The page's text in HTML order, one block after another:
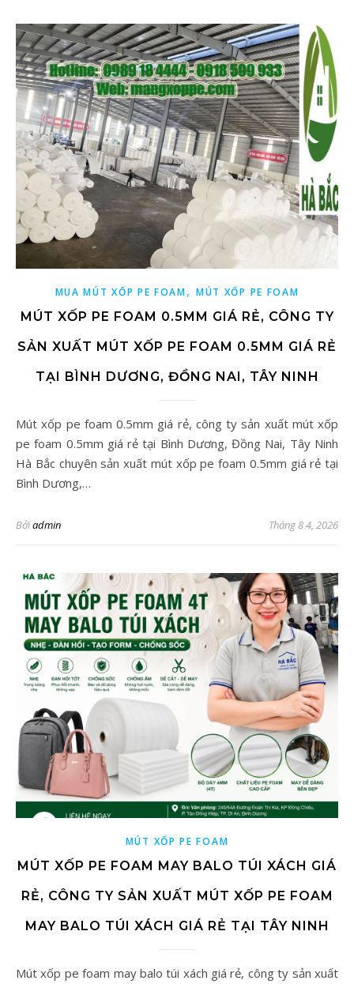
MUA MÚT XỐP PE FOAM, MÚT XỐP PE FOAM
MÚT XỐP PE FOAM 0.5MM GIÁ RẺ, CÔNG TY
SẢN XUẤT MÚT XỐP PE FOAM 0.5MM GIÁ RẺ
TẠI BÌNH DƯƠNG, ĐỒNG NAI, TÂY NINH
Mút xốp pe foam 0.5mm giá rẻ, công ty sản xuất mút xốp
pe foam 0.5mm giá rẻ tại Bình Dương, Đồng Nai, Tây Ninh
Hà Bắc chuyên sản xuất mút xốp pe foam 0.5mm giá rẻ tại
Bình Dương,…
Bởiadmin Tháng 8 4, 2026
MÚT XỐP PE FOAM
MÚT XỐP PE FOAM MAY BALO TÚI XÁCH GIÁ
RẺ, CÔNG TY SẢN XUẤT MÚT XỐP PE FOAM
MAY BALO TÚI XÁCH GIÁ RẺ TẠI TÂY NINH
Mút xốp pe foam may balo túi xách giá rẻ, công ty sản xuất